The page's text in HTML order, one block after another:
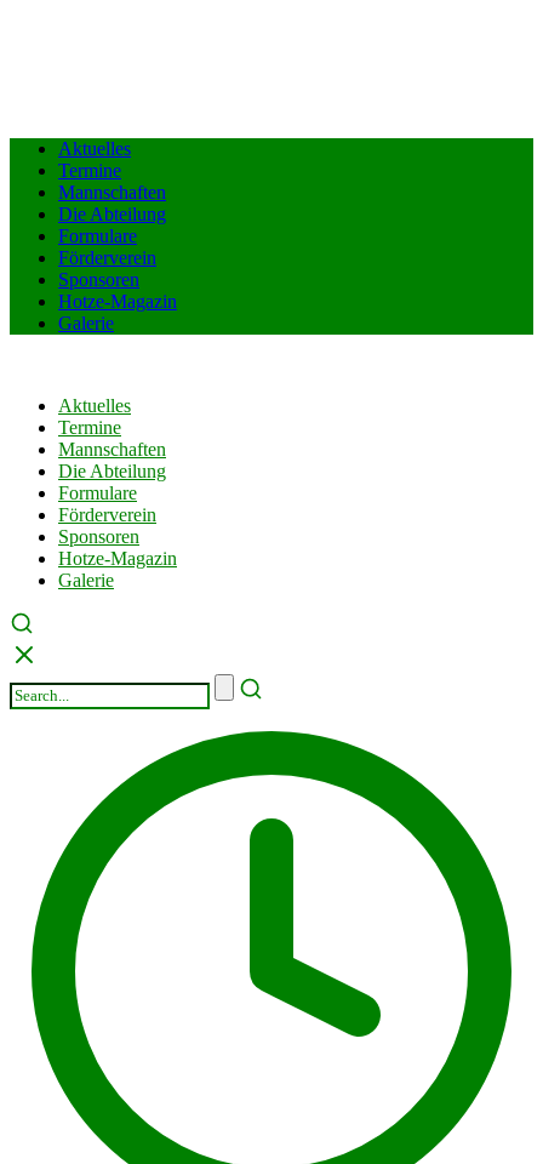
Aktuelles
Termine
Mannschaften
Die Abteilung
Formulare
Förderverein
Sponsoren
Hotze-Magazin
Galerie
Aktuelles
Termine
Mannschaften
Die Abteilung
Formulare
Förderverein
Sponsoren
Hotze-Magazin
Galerie